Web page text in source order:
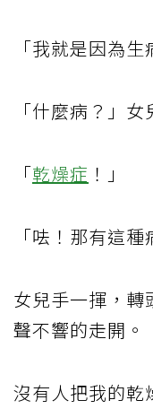
「我就是因為生
「什麼病？」
「乾燥症 ！」
「呿！那有這種
女兒手一揮，轉
聲不響的走開。
沒有人把我的乾